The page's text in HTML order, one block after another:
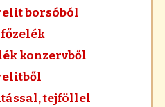
borsóból
konzervből
tejföllel